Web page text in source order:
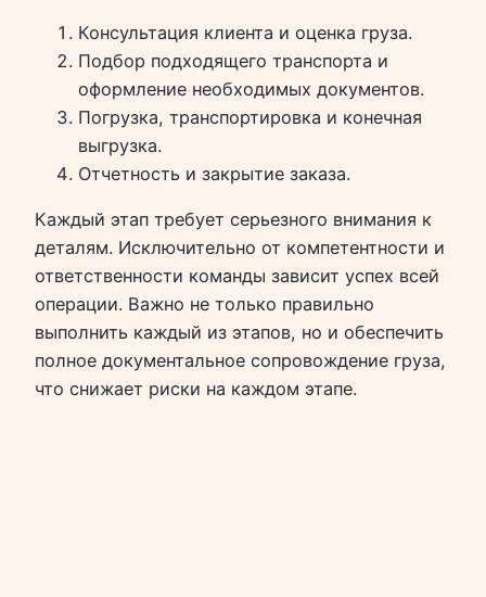
Консультация клиента и оценка груза.
Подбор подходящего транспорта и
оформление необходимых документов.
Погрузка, транспортировка и конечная
выгрузка.
Отчетность и закрытие заказа.
Каждый этап требует серьезного внимания к
деталям. Исключительно от компетентности и
ответственности команды зависит успех всей
операции. Важно не только правильно
выполнить каждый из этапов, но и обеспечить
полное документальное сопровождение груза,
что снижает риски на каждом этапе.